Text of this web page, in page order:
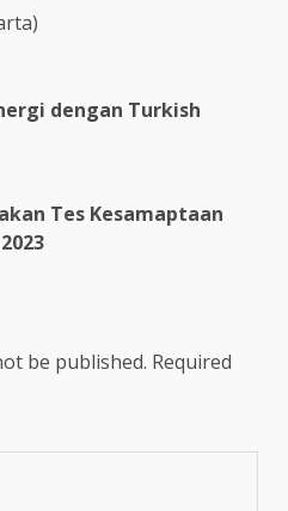
dengan Turkish
Tes Kesamaptaan
be published. Required